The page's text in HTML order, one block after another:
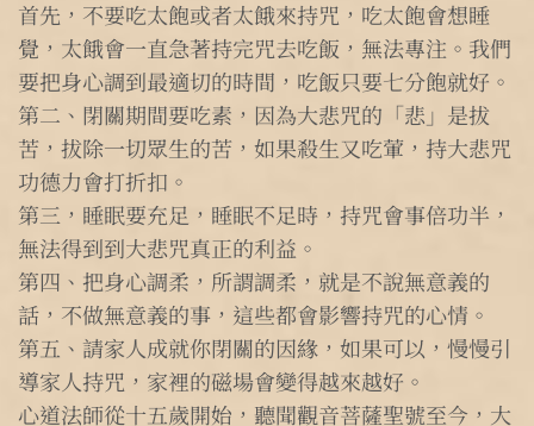
首先，不要吃太飽或者太餓來持咒，吃太飽會想睡
覺，太餓會一直急著持完咒去吃飯，無法專注。我們
要把身心調到最適切的時間，吃飯只要七分飽就好。
第二、閉關期間要吃素，因為大悲咒的「悲」是拔
苦，拔除一切眾生的苦，如果殺生又吃葷，持大悲咒
功德力會打折扣。
第三，睡眠要充足，睡眠不足時，持咒會事倍功半，
無法得到到大悲咒真正的利益。
第四、把身心調柔，所謂調柔，就是不說無意義的
話，不做無意義的事，這些都會影響持咒的心情。
第五、請家人成就你閉關的因緣，如果可以，慢慢引
導家人持咒，家裡的磁場會變得越來越好。
心道法師從十五歲開始，聽聞觀音菩薩聖號至今，大